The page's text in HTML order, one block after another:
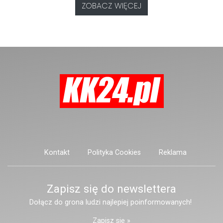
rodziny, którzy od dłuższego
czasu nie mieli kontaktu z kobietą
ZOBACZ WIĘCEJ
Kontakt Polityka Cookies Reklama
Zapisz się do newslettera
Dołącz do grona ludzi najlepiej poinformowanych!
Zapisz się »